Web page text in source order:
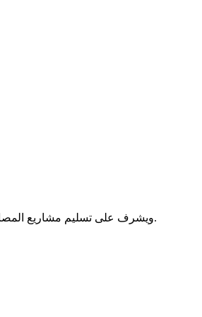
ريتشارد هو مدير مشروع كبير في Zhejiang Fujimei ، ويشرف على تسليم مشاريع المصاعد على نطاق واسع في جميع أنحاء آسيا. مهاراته التنظيمية تضمن إكمال المشروع في الوقت المناسب والفعالة.